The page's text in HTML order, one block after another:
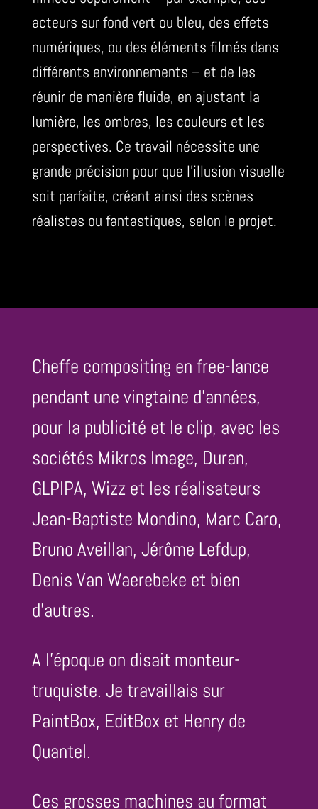
acteurs sur fond vert ou bleu, des effets
numériques, ou des éléments filmés dans
différents environnements – et de les
réunir de manière fluide, en ajustant la
lumière, les ombres, les couleurs et les
perspectives. Ce travail nécessite une
grande précision pour que l’illusion visuelle
soit parfaite, créant ainsi des scènes
réalistes ou fantastiques, selon le projet.
Cheffe compositing en free-lance
pendant une vingtaine d’années,
pour la publicité et le clip, avec les
sociétés Mikros Image, Duran,
GLPIPA, Wizz et les réalisateurs
Jean-Baptiste Mondino, Marc Caro,
Bruno Aveillan, Jérôme Lefdup,
Denis Van Waerebeke et bien
d’autres.
A l’époque on disait monteur-
truquiste. Je travaillais sur
PaintBox, EditBox et Henry de
Quantel.
Ces grosses machines au format